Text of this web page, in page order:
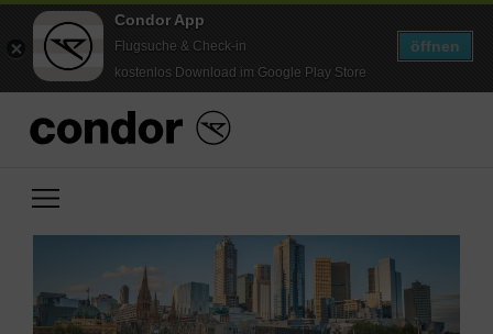
Condor App
Flugsuche & Check-in
kostenlos Download im Google Play Store
öffnen